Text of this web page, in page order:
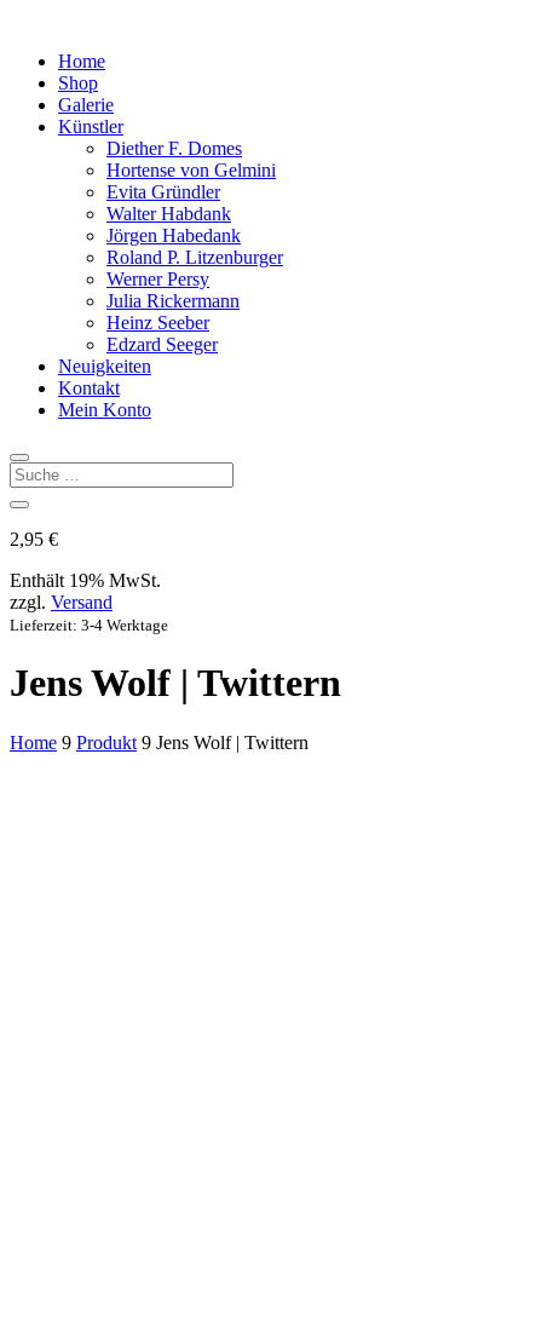
Home
Shop
Galerie
Künstler
Diether F. Domes
Hortense von Gelmini
Evita Gründler
Walter Habdank
Jörgen Habedank
Roland P. Litzenburger
Werner Persy
Julia Rickermann
Heinz Seeber
Edzard Seeger
Neuigkeiten
Kontakt
Mein Konto
2,95 €
Enthält 19% MwSt.
zzgl. Versand
Lieferzeit: 3-4 Werktage
Jens Wolf | Twittern
Home 9 Produkt 9 Jens Wolf | Twittern